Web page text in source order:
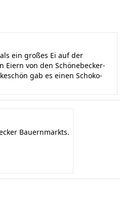
ein großes Ei auf der
Eiern von den Schönebecker-
gab es einen Schoko-
Bauernmarkts.